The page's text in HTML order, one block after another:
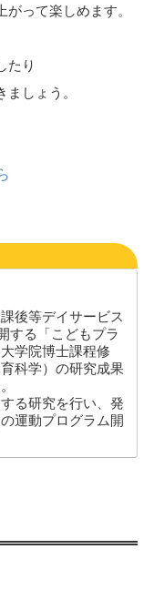
って楽しめます。
たり
しょう。
後等デイサービス
する「こどもプラ
学院博士課程修
科学）の研究成果
る研究を行い、発
運動プログラム開